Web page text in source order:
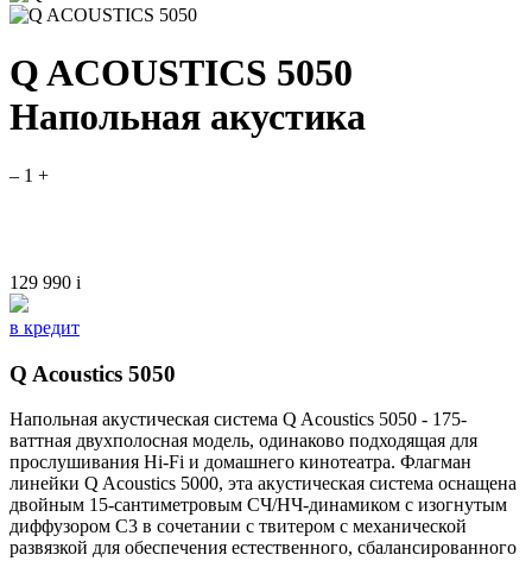
Q ACOUSTICS 5050
Напольная акустика
– 1 +
129 990 i
в кредит
Q Acoustics 5050
Напольная акустическая система Q Acoustics 5050 - 175-
ваттная двухполосная модель, одинаково подходящая для
прослушивания Hi-Fi и домашнего кинотеатра. Флагман
линейки Q Acoustics 5000, эта акустическая система оснащена
двойным 15-сантиметровым СЧ/НЧ-динамиком с изогнутым
диффузором C3 в сочетании с твитером с механической
развязкой для обеспечения естественного, сбалансированного